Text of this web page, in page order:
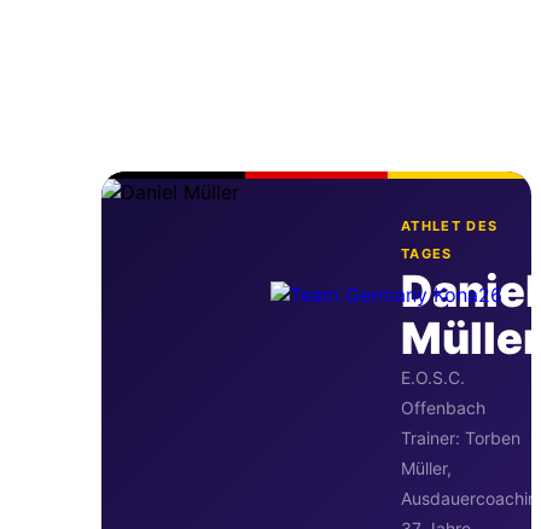
ATHLET DES
TAGES
Daniel
Müller
E.O.S.C.
Offenbach
Trainer: Torben
Müller,